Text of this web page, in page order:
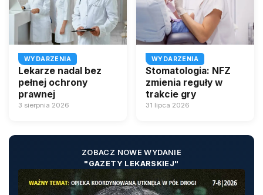
WYDARZENIA
Lekarze nadal bez
pełnej ochrony
prawnej
3 sierpnia 2026
WYDARZENIA
Stomatologia: NFZ
zmienia reguły w
trakcie gry
31 lipca 2026
ZOBACZ NOWE WYDANIE
"GAZETY LEKARSKIEJ"